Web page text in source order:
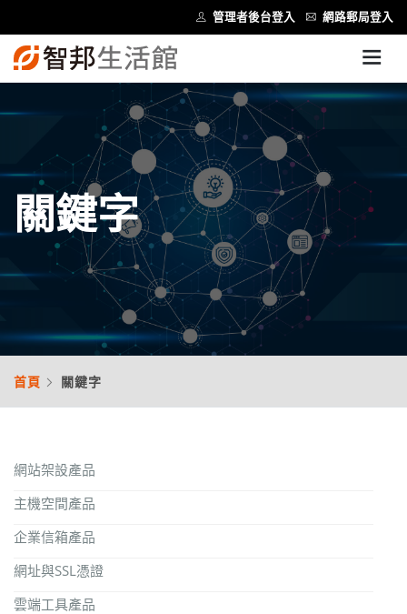
管理者後台登入 網路郵局登入
關鍵字
首頁 關鍵字
網站架設產品
主機空間產品
企業信箱產品
網址與SSL憑證
雲端工具產品